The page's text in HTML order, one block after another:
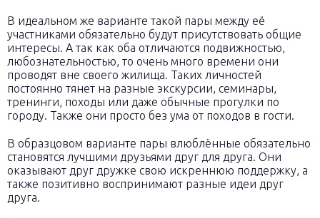
В идеальном же варианте такой пары между её
участниками обязательно будут присутствовать общие
интересы. А так как оба отличаются подвижностью,
любознательностью, то очень много времени они
проводят вне своего жилища. Таких личностей
постоянно тянет на разные экскурсии, семинары,
тренинги, походы или даже обычные прогулки по
городу. Также они просто без ума от походов в гости.
В образцовом варианте пары влюблённые обязательно
становятся лучшими друзьями друг для друга. Они
оказывают друг дружке свою искреннюю поддержку, а
также позитивно воспринимают разные идеи друг
друга.